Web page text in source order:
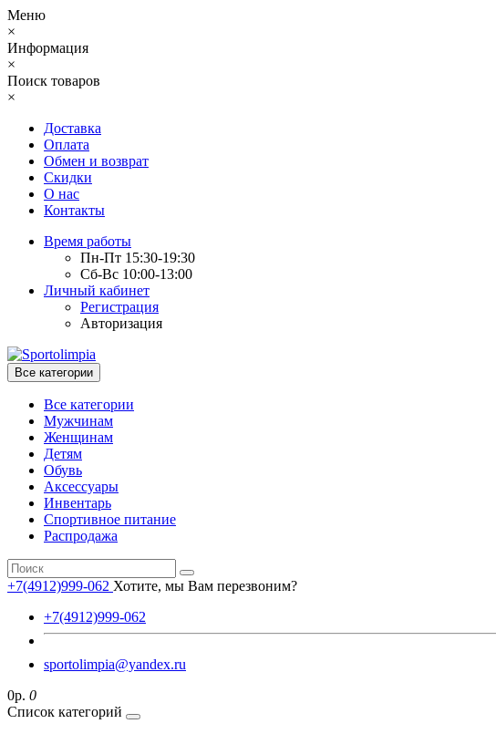
Меню
×
Информация
×
Поиск товаров
×
Доставка
Оплата
Обмен и возврат
Скидки
О нас
Контакты
Время работы
Пн-Пт 15:30-19:30
Сб-Вс 10:00-13:00
Личный кабинет
Регистрация
Авторизация
Все категории
Все категории
Мужчинам
Женщинам
Детям
Обувь
Аксессуары
Инвентарь
Спортивное питание
Распродажа
+7(4912)999-062 Хотите, мы Вам перезвоним?
+7(4912)999-062
sportolimpia@yandex.ru
0р. 0
Список категорий